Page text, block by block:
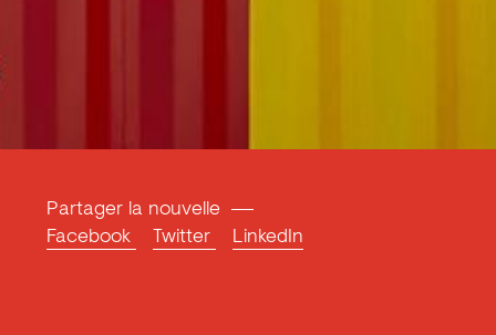
Partager la nouvelle
Facebook
Twitter LinkedIn